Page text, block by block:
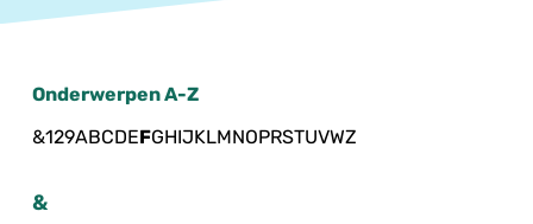
Onderwerpen A-Z
&129ABCDEFGHIJKLMNOPRSTUVWZ
&